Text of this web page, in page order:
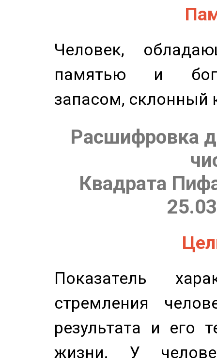
Человек,
памятью и
запасом, склонный
Расшифровка
Квадрата
Показатель
стремления
результата и его
жизни. У